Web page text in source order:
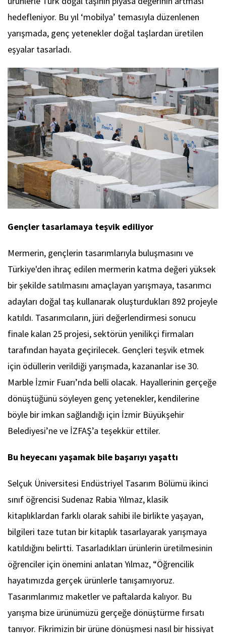
hedefleniyor. Bu yıl ‘mobilya’ temasıyla düzenlenen
yarışmada, genç yetenekler doğal taşlardan üretilen
eşyalar tasarladı.
Gençler tasarlamaya teşvik ediliyor
Mermerin, gençlerin tasarımlarıyla buluşmasını ve
Türkiye'den ihraç edilen mermerin katma değeri yüksek
bir şekilde satılmasını amaçlayan yarışmaya, tasarımcı
adayları doğal taş kullanarak oluşturdukları 892 projeyle
katıldı. Tasarımcıların, jüri değerlendirmesi sonucu
finale kalan 25 projesi, sektörün yenilikçi firmaları
tarafından hayata geçirilecek. Gençleri teşvik etmek
için ödüllerin verildiği yarışmada, kazananlar ise 30.
Marble İzmir Fuarı’nda belli olacak. Hayallerinin gerçeğe
dönüştüğünü söyleyen genç yetenekler, kendilerine
böyle bir imkan sağlandığı için İzmir Büyükşehir
Belediyesi’ne ve İZFAŞ’a teşekkür ettiler.
Bu heyecanı yaşamak bile başarıyı yaşattı
Selçuk Üniversitesi Endüstriyel Tasarım Bölümü ikinci
sınıf öğrencisi Sudenaz Rabia Yılmaz, klasik
kitaplıklardan farklı olarak sahibi ile birlikte yaşayan,
bilgileri taze tutan bir kitaplık tasarlayarak yarışmaya
katıldığını belirtti. Tasarladıkları ürünlerin üretilmesinin
öğrenciler için önemini anlatan Yılmaz, “Öğrencilik
hayatımızda gerçek ürünlerle tanışamıyoruz.
Tasarımlarımız maketler ve paftalarda kalıyor. Bu
yarışma bize ürünümüzü gerçeğe dönüştürme fırsatı
tanıyor. Fikrimizin bir ürüne dönüşmesi nasıl bir hissiyat